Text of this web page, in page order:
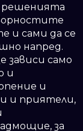
решенията
и сами да се
напред.
зависи само
и
и
и приятели,
за